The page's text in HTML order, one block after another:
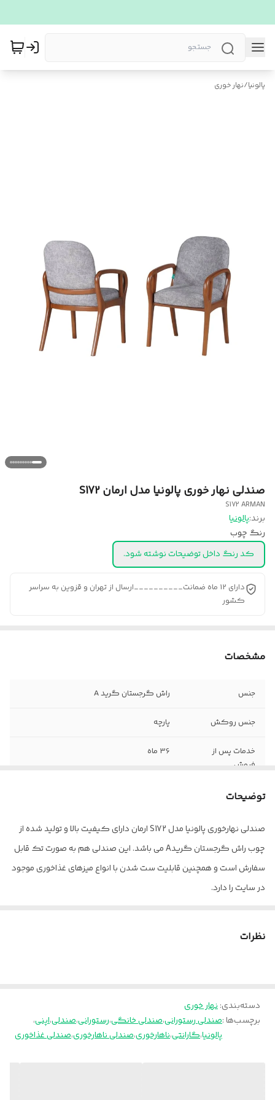
پالونیا/نهار خوری
صندلی نهار خوری پالونیا مدل ارمان S172
S172 ARMAN
برند:پالونیا
رنگ چوب
کد رنگ داخل توضیحات نوشته شود.
دارای 12 ماه ضمانت__________ارسال از تهران و قزوین به سراسر
کشور
مشخصات
جنس راش گرجستان گرید A
جنس روکش پارچه
خدمات پس از
فروش
36 ماه
ضمانت
توضیحات
صندلی نهارخوری پالونیا مدل S172 ارمان دارای کیفیت بالا و تولید شده از
چوب راش گرجستان گریدA می باشد. این صندلی هم به صورت تک قابل
سفارش است و همچنین قابلیت ست شدن با انواع میزهای غذاخوری موجود
در سایت را دارد.
ارسال از تهران و قزوین به سراسر کشور
نظرات
دسته‌بندی:نهار خوری
برچسب‌ها :صندلی رستورانی،صندلی خانگی،رستورانی،صندلی،اپنی،
پالونیا،گارانتی،ناهارخوری،صندلی ناهارخوری،صندلی غذاخوری